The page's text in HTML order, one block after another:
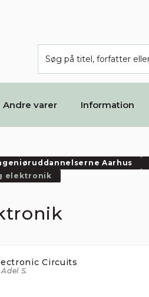
Andre varer Information
Aarhus
elektronik
Circuits
S.